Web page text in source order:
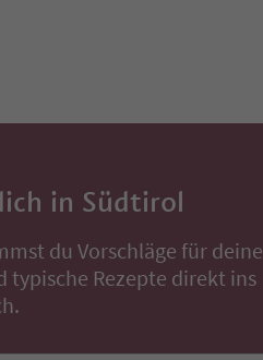
in Südtirol
du Vorschläge für deine
typische Rezepte direkt ins